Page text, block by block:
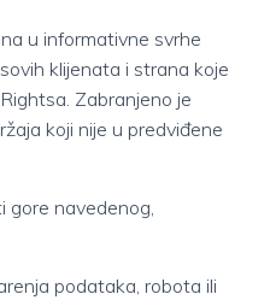
u informativne svrhe
klijenata i strana koje
Zabranjeno je
koji nije u predviđene
gore navedenog,
podataka, robota ili